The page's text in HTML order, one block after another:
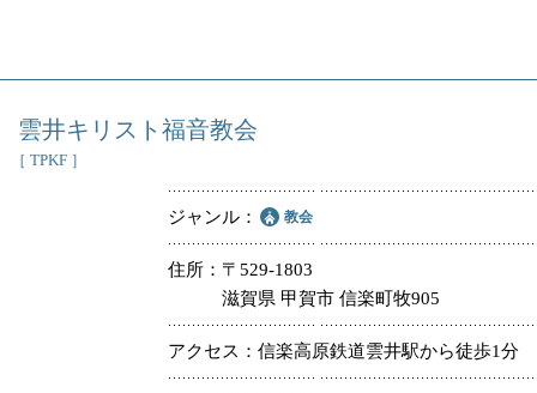
雲井キリスト福音教会
［ TPKF ］
ジャンル 教会
住所
〒529-1803
滋賀県 甲賀市 信楽町牧905
アクセス 信楽高原鉄道雲井駅から徒歩1分